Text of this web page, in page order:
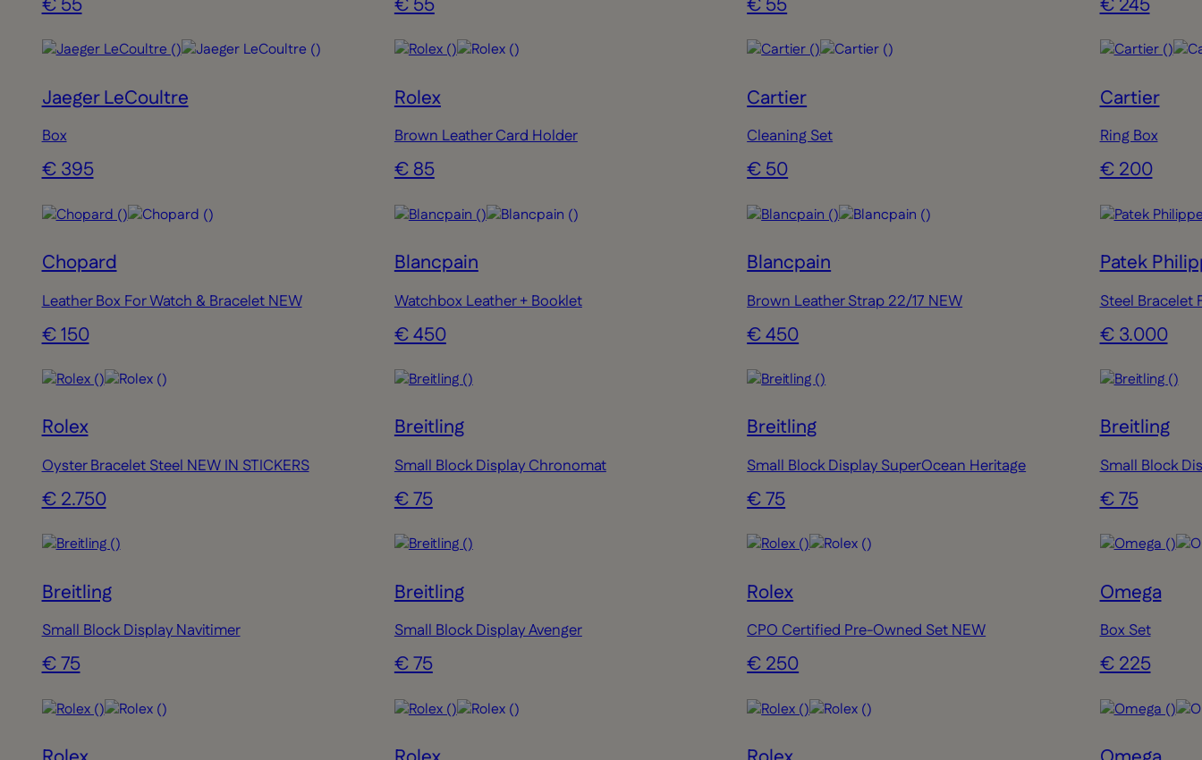
Jaeger LeCoultre
Box
€ 395
Rolex
Brown Leather Card Holder
€ 85
Cartier
Cleaning Set
€ 50
Cartier
Ring Box
€ 200
Chopard
Leather Box For Watch & Bracelet NEW
€ 150
Blancpain
Watchbox Leather + Booklet
€ 450
Blancpain
Brown Leather Strap 22/17 NEW
€ 450
Patek
Steel Bracelet
€ 3.000
Rolex
Oyster Bracelet Steel NEW IN STICKERS
€ 2.750
Breitling
Small Block Display Chronomat
€ 75
Breitling
Small Block Display SuperOcean Heritage
€ 75
Breitling
Small Block
€ 75
Breitling
Small Block Display Navitimer
€ 75
Breitling
Small Block Display Avenger
€ 75
Rolex
CPO Certified Pre-Owned Set NEW
€ 250
Omega
Box Set
€ 225